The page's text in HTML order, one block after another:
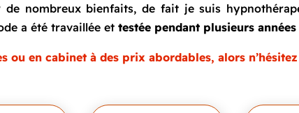
de nombreux bienfaits, de fait je suis
a été travaillée ettestée pendant plusieurs
ou en cabinet à des prix abordables, alors